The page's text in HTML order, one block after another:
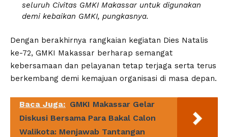
seluruh Civitas GMKI Makassar untuk digunakan
demi kebaikan GMKI, pungkasnya.
Dengan berakhirnya rangkaian kegiatan Dies Natalis
ke-72, GMKI Makassar berharap semangat
kebersamaan dan pelayanan tetap terjaga serta terus
berkembang demi kemajuan organisasi di masa depan.
Baca Juga: GMKI Makassar Gelar
Diskusi Bersama Para Bakal Calon
Walikota: Menjawab Tantangan